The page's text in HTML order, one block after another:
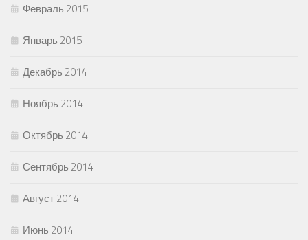
Февраль 2015
Январь 2015
Декабрь 2014
Ноябрь 2014
Октябрь 2014
Сентябрь 2014
Август 2014
Июнь 2014